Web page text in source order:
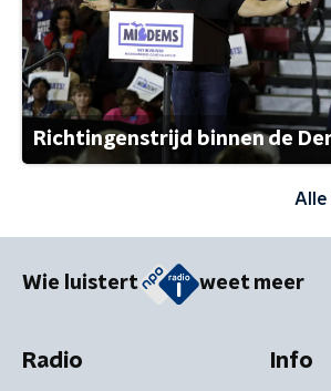
Richtingenstrijd binnen de
Wie luistert weet meer
Radio Info